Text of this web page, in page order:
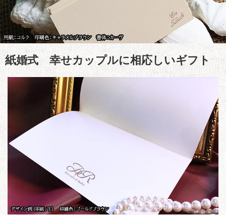
紙婚式 幸せカップルに相応しいギフト